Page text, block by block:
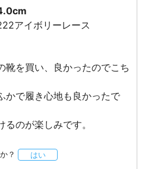
アイボリーレース
靴を買い、良かったのでこち
かで履き心地も良かったで
のが楽しみです。
？ はい